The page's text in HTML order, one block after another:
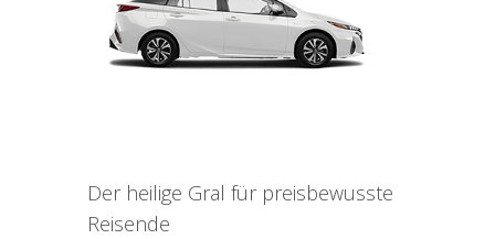
Der heilige Gral für preisbewusste
Reisende